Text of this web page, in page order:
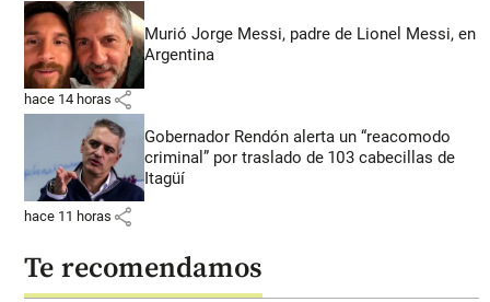
Murió Jorge Messi, padre de Lionel Messi, en
Argentina
hace 14 horas share
Gobernador Rendón alerta un “reacomodo
criminal” por traslado de 103 cabecillas de
Itagüí
hace 11 horas share
Te recomendamos